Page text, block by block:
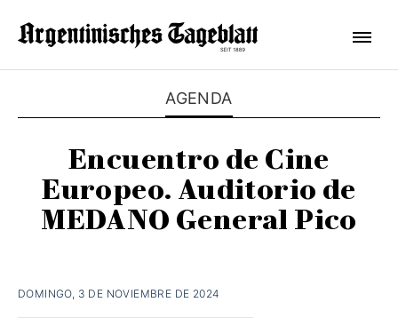
AGENDA
Encuentro de Cine
Europeo. Auditorio de
MEDANO General Pico
DOMINGO, 3 DE NOVIEMBRE DE 2024